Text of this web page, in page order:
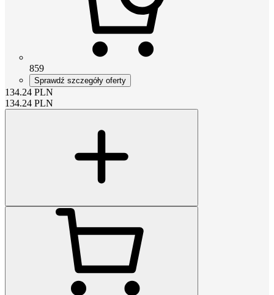
859
Sprawdź szczegóły oferty
134.24 PLN
134.24 PLN